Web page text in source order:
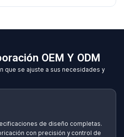
OEM Y ODM
que se ajuste a sus necesidades y
de diseño completas.
con precisión y control de